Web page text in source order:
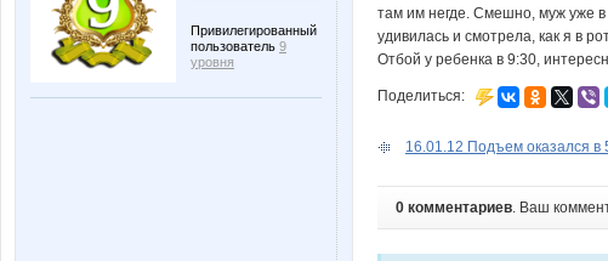
Привилегированный
пользователь 9
уровня
там им негде. Смешно, муж уже в
удивилась и смотрела, как я в
Отбой у ребенка в 9:30,
Поделиться:
16.01.12 Подъем оказался в
0 комментариев. Ваш